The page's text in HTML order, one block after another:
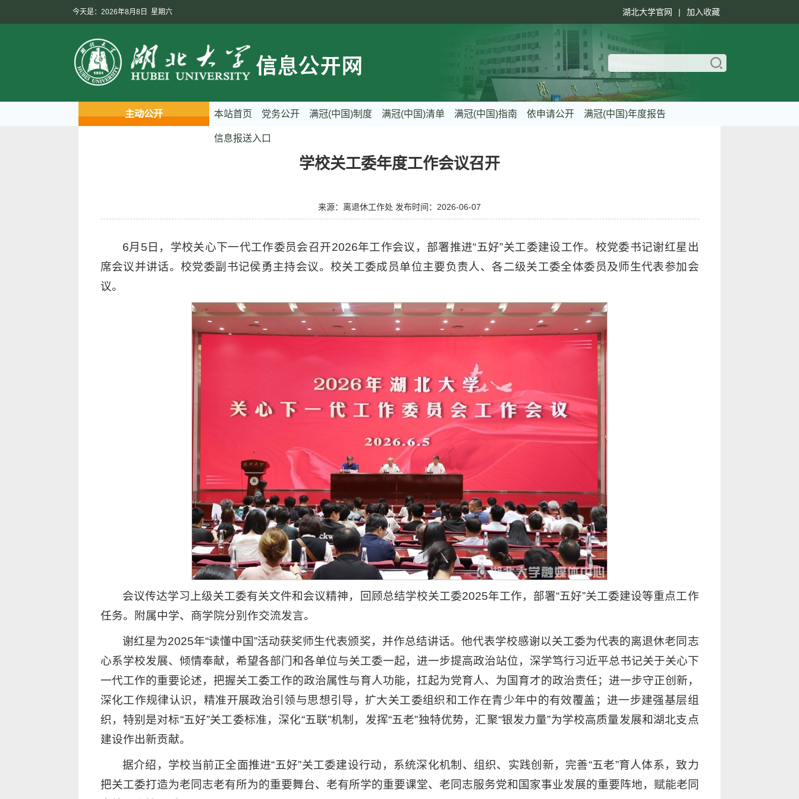
今天是：2026年8月8日 星期六 湖北大学官网 | 加入收藏
主动公开 本站首页 党务公开 满冠(中国)制度 满冠(中国)清单 满冠(中国)指南 依申请公开 满冠(中国)年度报告
信息报送入口
学校关工委年度工作会议召开
来源：离退休工作处 发布时间：2026-06-07
6月5日，学校关心下一代工作委员会召开2026年工作会议，部署推进“五好”关工委建设工作。校党委书记谢红星出
席会议并讲话。校党委副书记侯勇主持会议。校关工委成员单位主要负责人、各二级关工委全体委员及师生代表参加会
议。
会议传达学习上级关工委有关文件和会议精神，回顾总结学校关工委2025年工作，部署“五好”关工委建设等重点工作
任务。附属中学、商学院分别作交流发言。
谢红星为2025年“读懂中国”活动获奖师生代表颁奖，并作总结讲话。他代表学校感谢以关工委为代表的离退休老同志
心系学校发展、倾情奉献，希望各部门和各单位与关工委一起，进一步提高政治站位，深学笃行习近平总书记关于关心下
一代工作的重要论述，把握关工委工作的政治属性与育人功能，扛起为党育人、为国育才的政治责任；进一步守正创新，
深化工作规律认识，精准开展政治引领与思想引导，扩大关工委组织和工作在青少年中的有效覆盖；进一步建强基层组
织，特别是对标“五好”关工委标准，深化“五联”机制，发挥“五老”独特优势，汇聚“银发力量”为学校高质量发展和湖北支点
建设作出新贡献。
据介绍，学校当前正全面推进“五好”关工委建设行动，系统深化机制、组织、实践创新，完善“五老”育人体系，致力
把关工委打造为老同志老有所为的重要舞台、老有所学的重要课堂、老同志服务党和国家事业发展的重要阵地，赋能老同